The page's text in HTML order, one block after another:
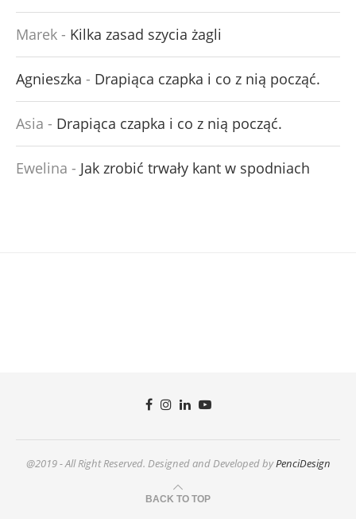
Marek - Kilka zasad szycia żagli
Agnieszka - Drapiąca czapka i co z nią począć.
Asia - Drapiąca czapka i co z nią począć.
Ewelina - Jak zrobić trwały kant w spodniach
@2019 - All Right Reserved. Designed and Developed byPenciDesign
BACK TO TOP